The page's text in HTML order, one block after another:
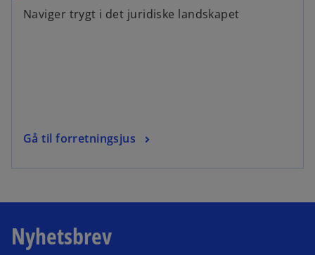
Naviger trygt i det juridiske landskapet
Gå til forretningsjus
Nyhetsbrev